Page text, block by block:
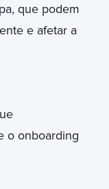
que podem
e afetar a
o onboarding